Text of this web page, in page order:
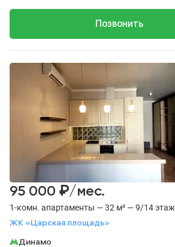
Позвонить
1-комн. апартаменты — 32 м² — 9/14 этаж
ЖК «Царская площадь»
95 000 ₽/мес.
Динамо